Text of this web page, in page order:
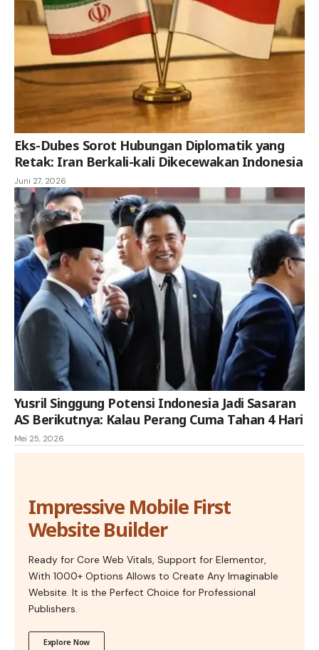
Eks-Dubes Sorot Hubungan Diplomatik yang
Retak: Iran Berkali-kali Dikecewakan Indonesia
Juni 27, 2026
Yusril Singgung Potensi Indonesia Jadi Sasaran
AS Berikutnya: Kalau Perang Cuma Tahan 4 Hari
Mei 25, 2026
Impressive Mobile First
Website Builder
Ready for Core Web Vitals, Support for Elementor,
With 1000+ Options Allows to Create Any Imaginable
Website. It is the Perfect Choice for Professional
Publishers.
Explore Now